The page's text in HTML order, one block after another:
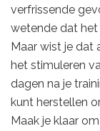
verfrissende
wetende dat het
Maar wist je dat
het stimuleren
dagen na je
kunt herstellen
Maak je klaar